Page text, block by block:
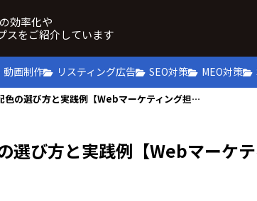
効率化や
スをご紹介しています
動画制作 リスティング広告 SEO対策 MEO対策
目的やメッセージに合わせた配色の選び方と実践例【Webマーケティング担当者必見】
選び方と実践例【Webマーケ